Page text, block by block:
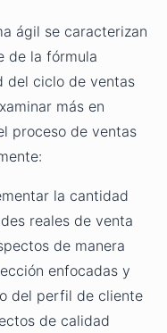
ágil se caracterizan
de la fórmula
del ciclo de ventas
más en
proceso de ventas
la cantidad
reales de venta
de manera
enfocadas y
del perfil de cliente
de calidad